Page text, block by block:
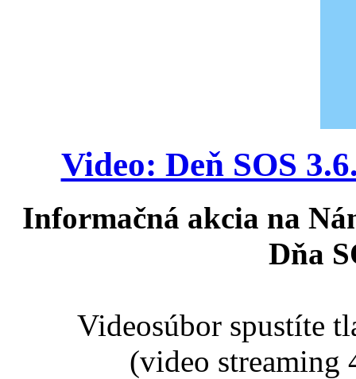
Video: Deň SOS
Informačná akcia na
Dňa
Videosúbor spustíte
(video streaming